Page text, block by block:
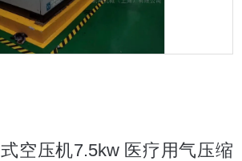
空压机7.5kw 医疗用气压缩